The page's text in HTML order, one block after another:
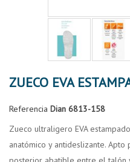
ZUECO EVA
Referencia Dian 6813-158
Zueco ultraligero EVA
anatómico y antideslizante. Apto